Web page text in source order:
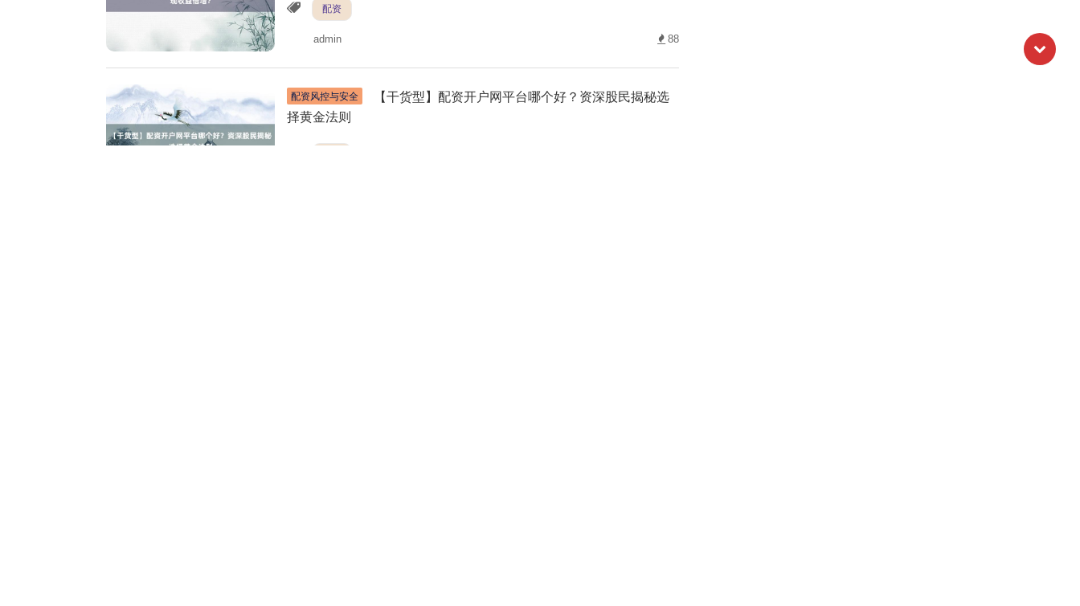
配资
admin 88
配资风控与安全
【干货型】配资开户网平台哪个好？资深股民揭秘选
择黄金法则